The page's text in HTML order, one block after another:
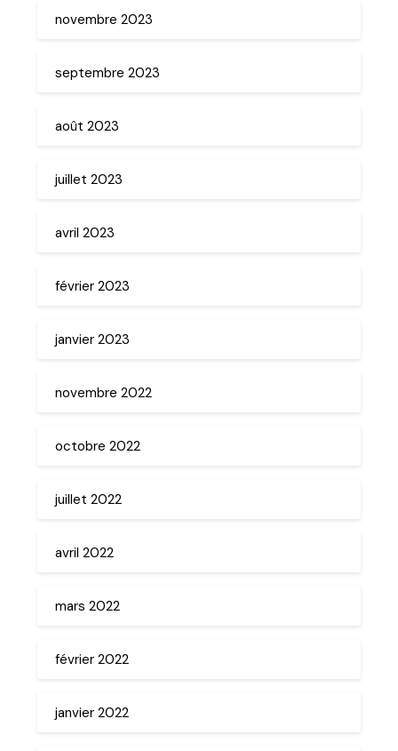
novembre 2023
septembre 2023
août 2023
juillet 2023
avril 2023
février 2023
janvier 2023
novembre 2022
octobre 2022
juillet 2022
avril 2022
mars 2022
février 2022
janvier 2022